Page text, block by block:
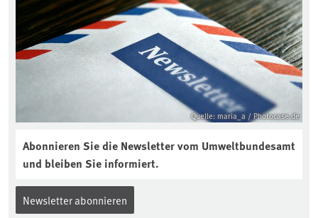
Quelle: maria_a / Photocase.de
Abonnieren Sie die Newsletter vom Umweltbundesamt
und bleiben Sie informiert.
Newsletter abonnieren